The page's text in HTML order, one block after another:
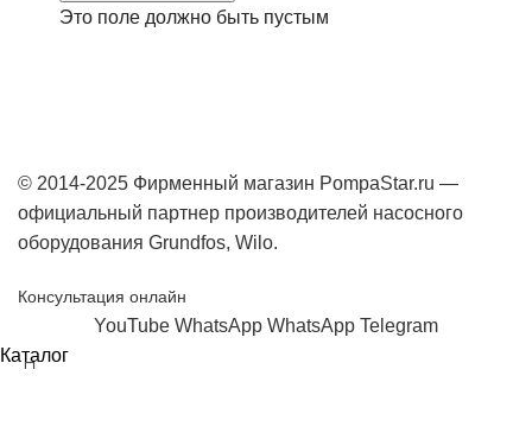
Это поле должно быть пустым
© 2014-2025 Фирменный магазин PompaStar.ru —
официальный партнер производителей насосного
оборудования Grundfos, Wilo.
Консультация онлайн
YouTube WhatsApp WhatsApp Telegram
Каталог